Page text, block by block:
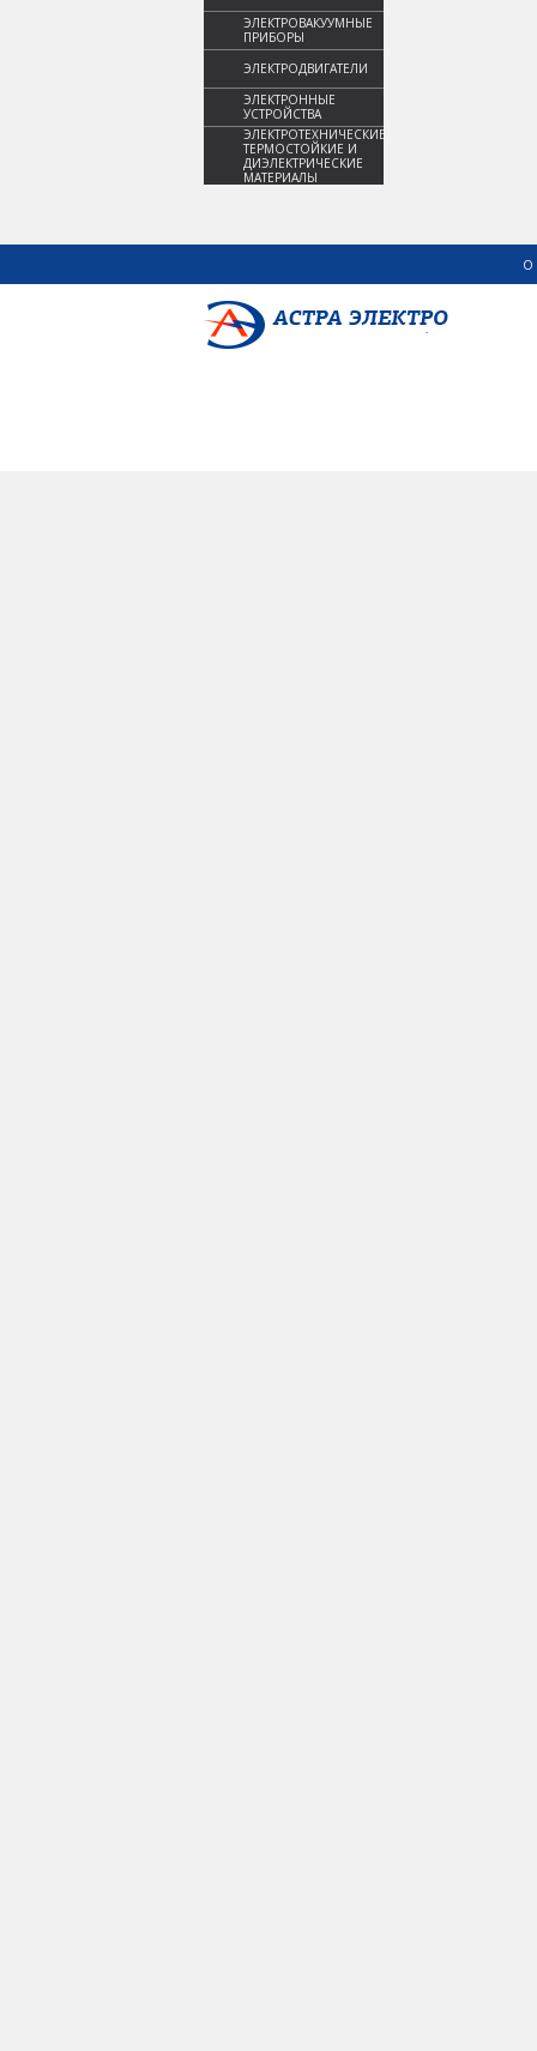
ЭЛЕКТРОВАКУУМНЫЕ
ПРИБОРЫ
ЭЛЕКТРОДВИГАТЕЛИ
ЭЛЕКТРОННЫЕ
УСТРОЙСТВА
ЭЛЕКТРОТЕХНИЧЕСКИЕ,
ТЕРМОСТОЙКИЕ И
ДИЭЛЕКТРИЧЕСКИЕ
МАТЕРИАЛЫ